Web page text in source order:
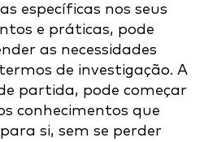
específicas nos seus
e práticas, pode
as necessidades
de investigação. A
partida, pode começar
conhecimentos que
si, sem se perder